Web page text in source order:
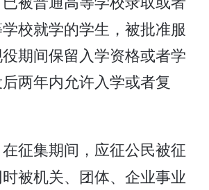
校就学的学生，被批准服
期间保留入学资格或者学
两年内允许入学或者复
征集期间，应征公民被征
被机关、团体、企业事业